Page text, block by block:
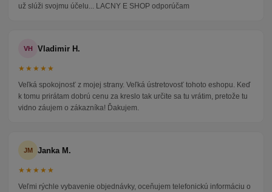
už slúži svojmu účelu... LACNY E SHOP odporúčam
VH Vladimir H.
★★★★★
Veľká spokojnosť z mojej strany. Veľká ústretovosť tohoto eshopu. Keď
k tomu prirátam dobrú cenu za kreslo tak určite sa tu vrátim, pretože tu
vidno záujem o zákazníka! Ďakujem.
JM Janka M.
★★★★★
Veľmi rýchle vybavenie objednávky, oceňujem telefonickú informáciu o